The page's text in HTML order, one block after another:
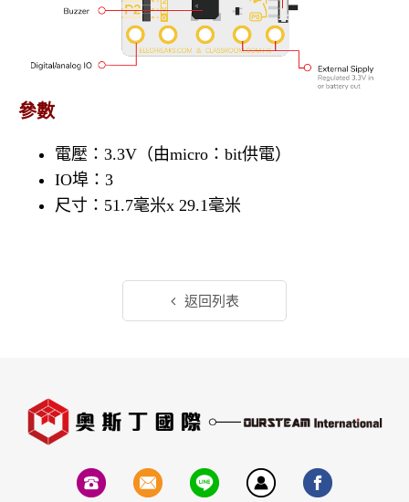
參數
電壓：3.3V（由micro：bit供電）
IO埠：3
尺寸：51.7毫米x 29.1毫米
返回列表